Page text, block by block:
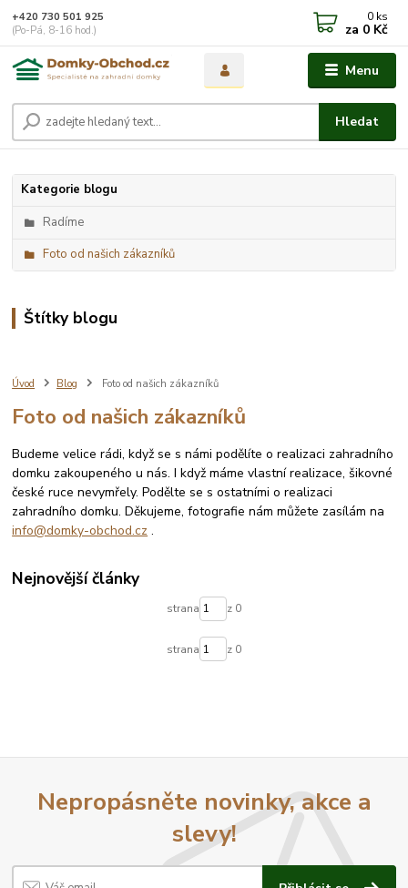
Menu
Hledat
+420 730 501 925
(Po-Pá, 8-16 hod.)
0 ks
za 0 Kč
Kategorie blogu
Radíme
Foto od našich zákazníků
Štítky blogu
Úvod Blog Foto od našich zákazníků
Foto od našich zákazníků
Budeme velice rádi, když se s námi podělíte o realizaci zahradního
domku zakoupeného u nás. I když máme vlastní realizace, šikovné
české ruce nevymřely. Podělte se s ostatními o realizaci
zahradního domku. Děkujeme, fotografie nám můžete zasílám na
info@domky-obchod.cz .
Nejnovější články
strana z 0
strana z 0
Nepropásněte novinky, akce a
slevy!